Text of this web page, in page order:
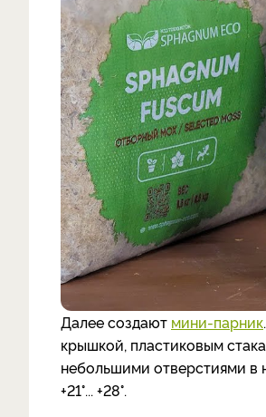
Далее создают мини-парник
крышкой, пластиковым
небольшими отверстиями в
+21°... +28°.